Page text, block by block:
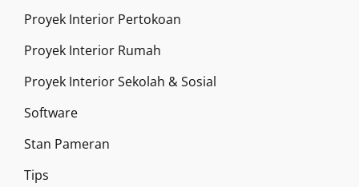
Proyek Interior Pertokoan
Proyek Interior Rumah
Proyek Interior Sekolah & Sosial
Software
Stan Pameran
Tips